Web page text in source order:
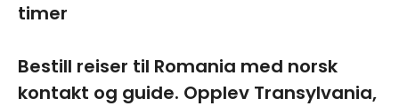
timer
Bestill reiser til Romania med norsk
kontakt og guide. Opplev Transylvania,